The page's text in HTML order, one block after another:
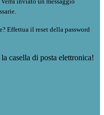
Effettua il reset della password
casella di posta elettronica!